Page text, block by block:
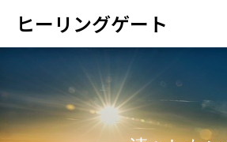
ヒーリングゲート